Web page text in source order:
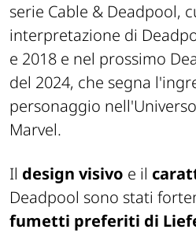
serie Cable & Deadpool,
interpretazione di
e 2018 e nel prossimo
del 2024, che segna
personaggio
Marvel.
Il design visivo e il
Deadpool sono stati
fumetti preferiti di